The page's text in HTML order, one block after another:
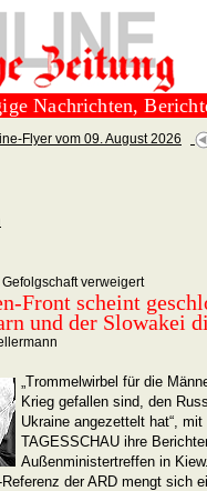
Nachrichten,
Flyer vom 09. August 2026
Gefolgschaft verweigert
Front scheint
und der Slowakei
„Trommelwirbel für die
Krieg gefallen sind, den
Ukraine angezettelt hat“,
TAGESSCHAU ihre
Außenministertreffen in
Referenz der ARD mengt sich